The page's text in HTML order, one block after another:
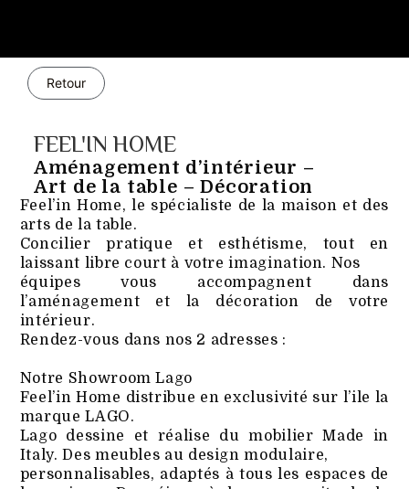
Retour
FEEL'IN HOME
Aménagement d’intérieur –
Art de la table – Décoration
Feel’in Home, le spécialiste de la maison et des
arts de la table.
Concilier pratique et esthétisme, tout en
laissant libre court à votre imagination. Nos
équipes vous accompagnent dans
l’aménagement et la décoration de votre
intérieur.
Rendez-vous dans nos 2 adresses :
Notre Showroom Lago
Feel’in Home distribue en exclusivité sur l’ile la
marque LAGO.
Lago dessine et réalise du mobilier Made in
Italy. Des meubles au design modulaire,
personnalisables, adaptés à tous les espaces de